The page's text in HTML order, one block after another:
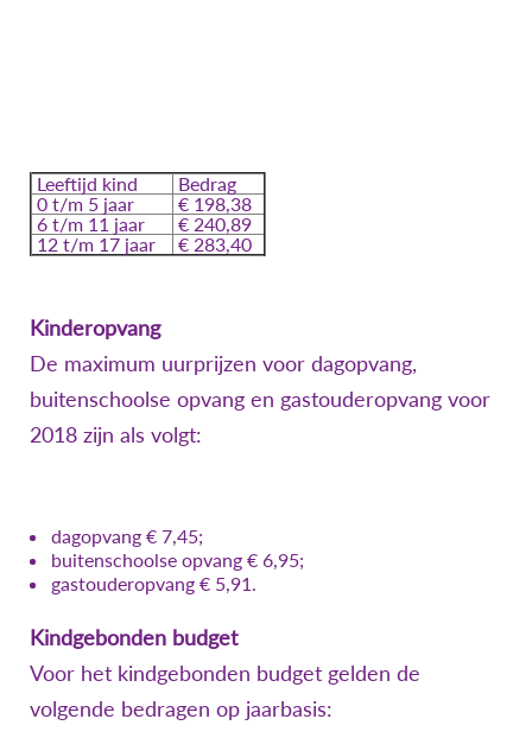
Leeftijd kind
Bedrag
0 t/m 5 jaar
€ 198,38
6 t/m 11 jaar
€ 240,89
12 t/m 17 jaar
€ 283,40
Kinderopvang
De maximum uurprijzen voor dagopvang,
buitenschoolse opvang en gastouderopvang voor
2018 zijn als volgt:
dagopvang € 7,45;
buitenschoolse opvang € 6,95;
gastouderopvang € 5,91.
Kindgebonden budget
Voor het kindgebonden budget gelden de
volgende bedragen op jaarbasis: